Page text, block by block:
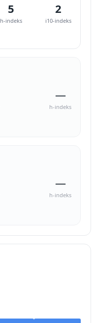
5
h-indeks
2
i10-indeks
—
h-indeks
—
h-indeks